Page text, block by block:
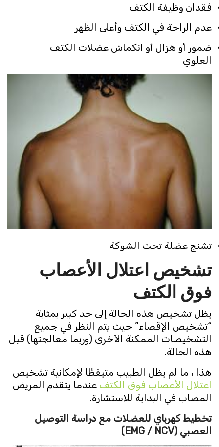
فقدان وظيفة الكتف
عدم الراحة في الكتف وأعلى الظهر
ضمور أو هزال أو انكماش عضلات الكتف
العلوي
تشنج عضلة تحت الشوكة
تشخيص اعتلال الأعصاب
فوق الكتف
يظل تشخيص هذه الحالة إلى حد كبير بمثابة
“تشخيص الإقصاء” حيث يتم النظر في جميع
التشخيصات الممكنة الأخرى (وربما معالجتها) قبل
هذه الحالة.
هذا ، ما لم يظل الطبيب متيقظًا لإمكانية تشخيص
اعتلال الأعصاب فوق الكتفعندما يتقدم المريض
المصاب في البداية للاستشارة.
تخطيط كهرباي للعضلات مع دراسة التوصيل
العصبي(EMG / NCV)